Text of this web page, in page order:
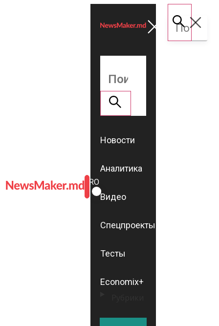
ROMÂNĂ
RU
Новости
Аналитика
Видео
Спецпроекты
Тесты
Economix+